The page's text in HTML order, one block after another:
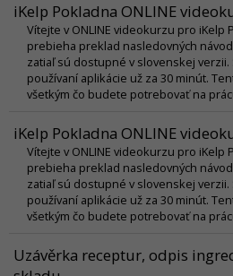
iKelp Pokladna ONLINE
Vítejte v ONLINE videokurzu pro iKelp
prebieha preklad nasledovných
zatiaľ sú dostupné v slovenskej
používaní aplikácie už za 30 minút.
všetkým čo budete potrebovať na
iKelp Pokladna ONLINE
Vítejte v ONLINE videokurzu pro iKelp
prebieha preklad nasledovných
zatiaľ sú dostupné v slovenskej
používaní aplikácie už za 30 minút.
všetkým čo budete potrebovať na
Uzávěrka receptur, odpis